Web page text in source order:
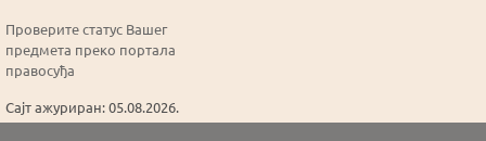
Проверите статус Вашег
предмета преко портала
правосуђа
Сајт ажуриран: 05.08.2026.